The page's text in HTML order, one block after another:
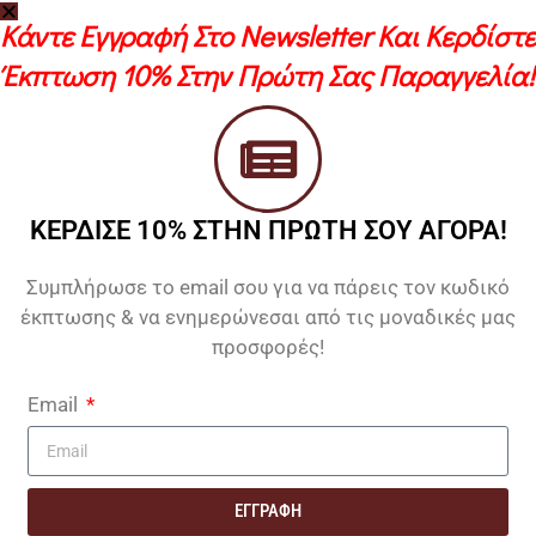
70,00€55,00€
Παναγία Άξιον Εστί – Με
70,00€ 55,00 € 70,00€ 55,00€
Παναγία Κυκκώτισσα Με
-21%
Παναγία Παραμυθία – Με
Κάντε Εγγραφή Στο Newsletter Και Κερδίστε
Έκπτωση 10% Στην Πρώτη Σας Παραγγελία!
ΚΕΡΔΙΣΕ 10% ΣΤΗΝ ΠΡΩΤΗ ΣΟΥ ΑΓΟΡΑ!
Συμπλήρωσε το email σου για να πάρεις τον κωδικό
έκπτωσης & να ενημερώνεσαι από τις μοναδικές μας
προσφορές!
Email
ΕΓΓΡΑΦΗ